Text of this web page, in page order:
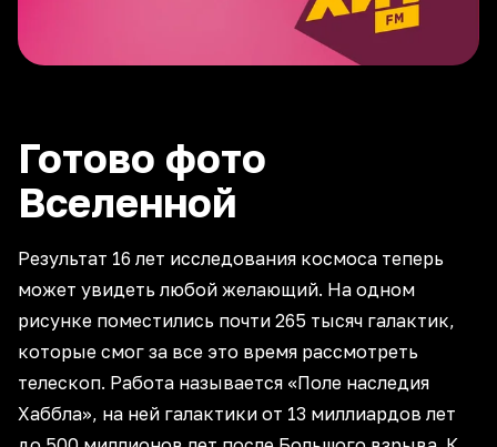
Готово фото
Вселенной
Результат 16 лет исследования космоса теперь
может увидеть любой желающий. На одном
рисунке поместились почти 265 тысяч галактик,
которые смог за все это время рассмотреть
телескоп. Работа называется «Поле наследия
Хаббла», на ней галактики от 13 миллиардов лет